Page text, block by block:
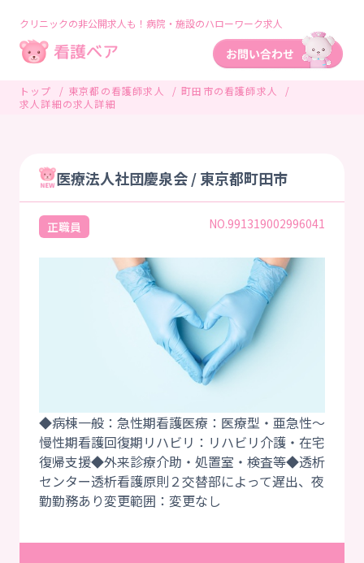
クリニックの非公開求人も！病院・施設のハローワーク求人
トップ 東京都の看護師求人
町田市の看護師求人
求人詳細の求人詳細
医療法人社団慶泉会 / 東京都町田市
正職員 NO.991319002996041
◆病棟一般：急性期看護医療：医療型・亜急性～
慢性期看護回復期リハビリ：リハビリ介護・在宅
復帰支援◆外来診療介助・処置室・検査等◆透析
センター透析看護原則２交替部によって遅出、夜